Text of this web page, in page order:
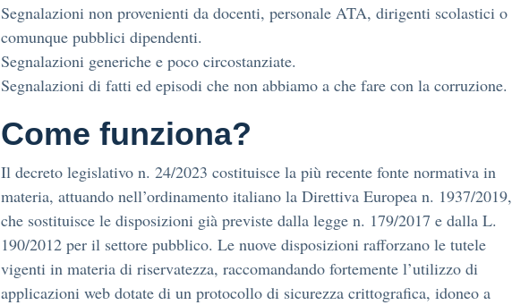
Segnalazioni non provenienti da docenti, personale ATA, dirigenti scolastici o
comunque pubblici dipendenti.
Segnalazioni generiche e poco circostanziate.
Segnalazioni di fatti ed episodi che non abbiamo a che fare con la corruzione.
Come funziona?
Il decreto legislativo n. 24/2023 costituisce la più recente fonte normativa in
materia, attuando nell’ordinamento italiano la Direttiva Europea n. 1937/2019,
che sostituisce le disposizioni già previste dalla legge n. 179/2017 e dalla L.
190/2012 per il settore pubblico. Le nuove disposizioni rafforzano le tutele
vigenti in materia di riservatezza, raccomandando fortemente l’utilizzo di
applicazioni web dotate di un protocollo di sicurezza crittografica, idoneo a